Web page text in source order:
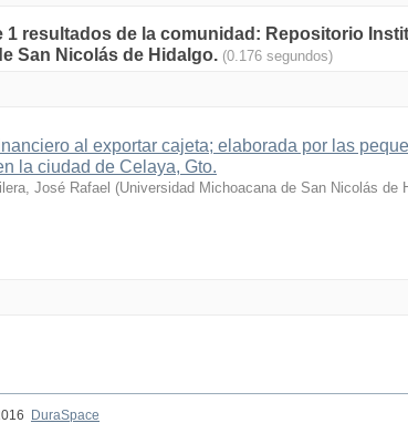
1 resultados de la comunidad: Repositorio
San Nicolás de Hidalgo. (0.176 segundos)
al exportar cajeta; elaborada por las
la ciudad de Celaya, Gto.
José Rafael (Universidad Michoacana de San Nicolás de
DuraSpace